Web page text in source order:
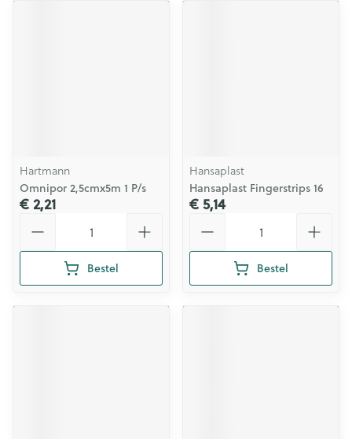
Hartmann
Omnipor 2,5cmx5m 1 P/s
€ 2,21
Bestel
Hansaplast
Hansaplast Fingerstrips 16
€ 5,14
Bestel